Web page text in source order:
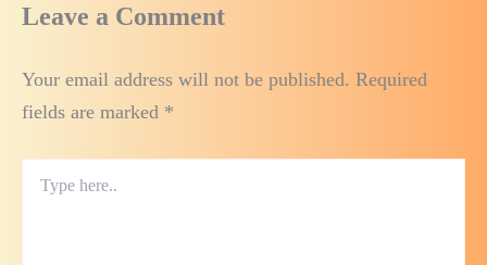
Leave a Comment
Your email address will not be published. Required
fields are marked *
here..